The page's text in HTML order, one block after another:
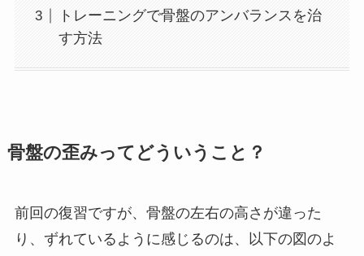
トレーニングで骨盤のアンバランスを治
す方法
骨盤の歪みってどういうこと？
前回の復習ですが、骨盤の左右の高さが違った
り、ずれているように感じるのは、以下の図のよ